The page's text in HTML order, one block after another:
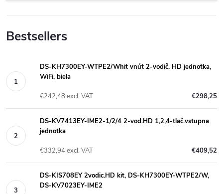
Bestsellers
DS-KH7300EY-WTPE2/Whit vnút 2-vodič. HD jednotka,
WiFi, biela
€298,25
€242,48 excl. VAT
DS-KV7413EY-IME2-1/2/4 2-vod.HD 1,2,4-tlač.vstupna
jednotka
€409,52
€332,94 excl. VAT
DS-KIS708EY 2vodic.HD kit, DS-KH7300EY-WTPE2/W,
DS-KV7023EY-IME2